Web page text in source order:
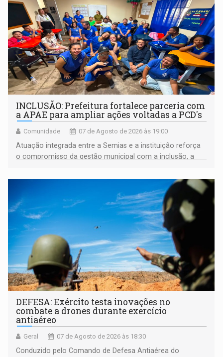
INCLUSÃO: Prefeitura fortalece parceria com
a APAE para ampliar ações voltadas a PCD's
Comunidade 07 de Agosto de 2026 às 19:00
Atuação integrada entre a Semias e a instituição reforça
o compromisso da gestão municipal com a inclusão, a
DEFESA: Exército testa inovações no
combate a drones durante exercício
antiaéreo
Geral 07 de Agosto de 2026 às 18:30
Conduzido pelo Comando de Defesa Antiaérea do